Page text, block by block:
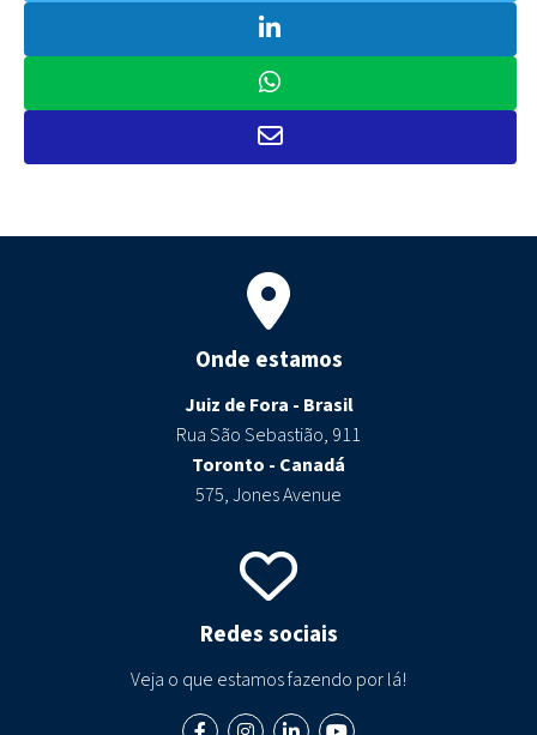
auxilia pessoas físicas a tomarem
decisões estratégicas com base em
tendências e indicadores financeiros.
LinkedIn:
Onde estamos
Juiz de Fora - Brasil
Rua São Sebastião, 911
Toronto - Canadá
575, Jones Avenue
Redes sociais
Veja o que estamos fazendo por lá!